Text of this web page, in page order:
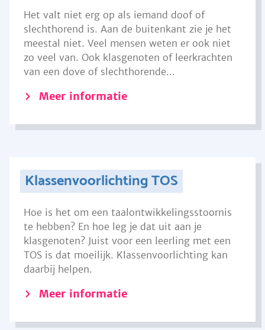
Het valt niet erg op als iemand doof of
slechthorend is. Aan de buitenkant zie je het
meestal niet. Veel mensen weten er ook niet
zo veel van. Ook klasgenoten of leerkrachten
van een dove of slechthorende...
Meer informatie
Klassenvoorlichting TOS
Hoe is het om een taalontwikkelingsstoornis
te hebben? En hoe leg je dat uit aan je
klasgenoten? Juist voor een leerling met een
TOS is dat moeilijk. Klassenvoorlichting kan
daarbij helpen.
Meer informatie